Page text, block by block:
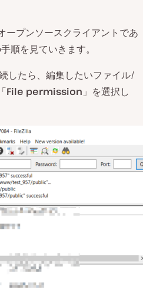
ープンソースクライアントであ
順を見ていきます。
したら、編集したいファイル/
File permission 」を選択し